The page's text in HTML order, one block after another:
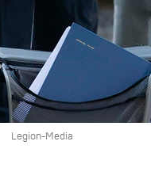
Legion-Media